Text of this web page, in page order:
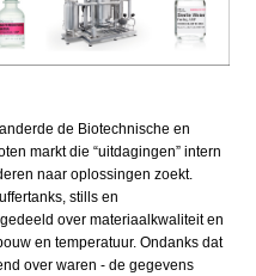
de Biotechnische en
markt die “uitdagingen” intern
naar oplossingen zoekt.
stills en
over materiaalkwaliteit en
en temperatuur. Ondanks dat
over waren - de gegevens